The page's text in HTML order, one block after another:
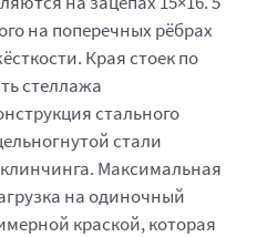
на поперечных рёбрах
Края стоек по
стеллажа
стального
стали
Максимальная
на одиночный
краской, которая